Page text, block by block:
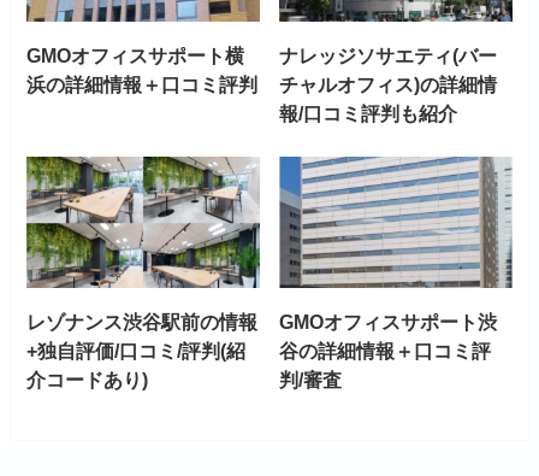
GMOオフィスサポート横
浜の詳細情報＋口コミ評判
ナレッジソサエティ(バー
チャルオフィス)の詳細情
報/口コミ評判も紹介
レゾナンス渋谷駅前の情報
+独自評価/口コミ/評判(紹
介コードあり)
GMOオフィスサポート渋
谷の詳細情報＋口コミ評
判/審査